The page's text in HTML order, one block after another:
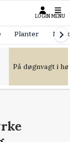
LOGIN MENU
Planter
På døgnvagt i